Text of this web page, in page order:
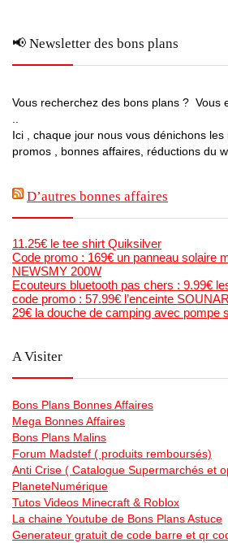
📢 Newsletter des bons plans
Vous recherchez des bons plans ? Vous
Ici , chaque jour nous vous dénichons les
promos , bonnes affaires, réductions du
D’autres bonnes affaires
11.25€ le tee shirt Quiksilver
Code promo : 169€ un panneau solaire
NEWSMY 200W
Ecouteurs bluetooth pas chers : 9.99€
code promo : 57.99€ l’enceinte
29€ la douche de camping avec pompe
A Visiter
Bons Plans Bonnes Affaires
Mega Bonnes Affaires
Bons Plans Malins
Forum Madstef ( produits remboursés)
Anti Crise ( Catalogue Supermarchés et
PlaneteNumérique
Tutos Videos Minecraft & Roblox
La chaine Youtube de Bons Plans Astuce
Generateur gratuit de code barre et qr